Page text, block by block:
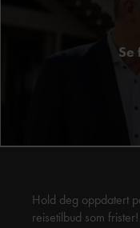
Hold deg oppdatert
reisetilbud som frister!